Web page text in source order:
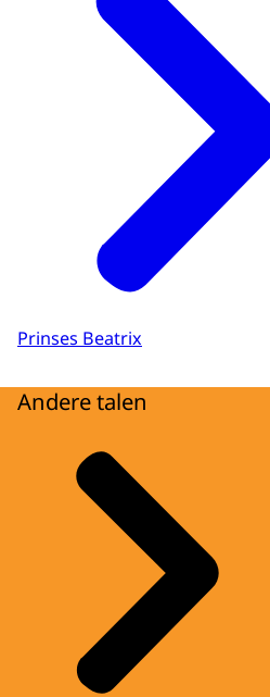
Prinses Beatrix
Andere talen